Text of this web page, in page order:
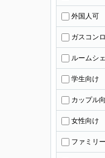
外国人可
ガスコン
ルームシ
学生向け
カップル
女性向け
ファミリ